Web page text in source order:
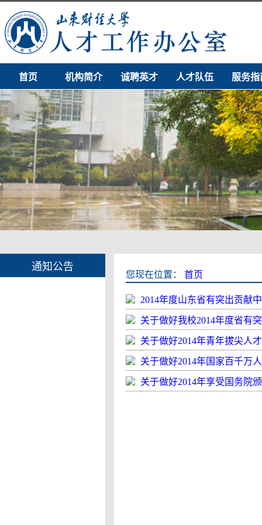
首页 机构简介 诚聘英才 人才队伍 服务指
通知公告
您现在位置： 首页
2014年度山东省有突出贡献
关于做好我校2014年度省有
关于做好2014年青年拔尖人
关于做好2014年国家百千万
关于做好2014年享受国务院